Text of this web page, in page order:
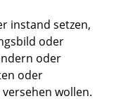
instand setzen,
oder
oder
oder
wollen.